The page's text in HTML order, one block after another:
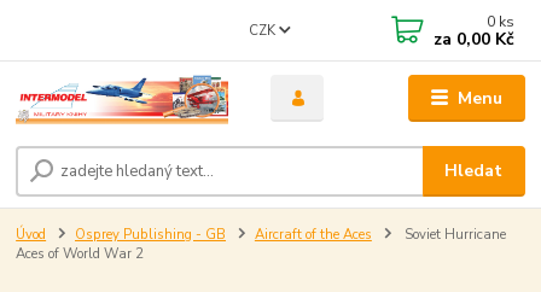
Menu
CZK
Hledat
0 ks
za 0,00 Kč
Úvod Osprey Publishing - GB Aircraft of the Aces
Soviet Hurricane
Aces of World War 2